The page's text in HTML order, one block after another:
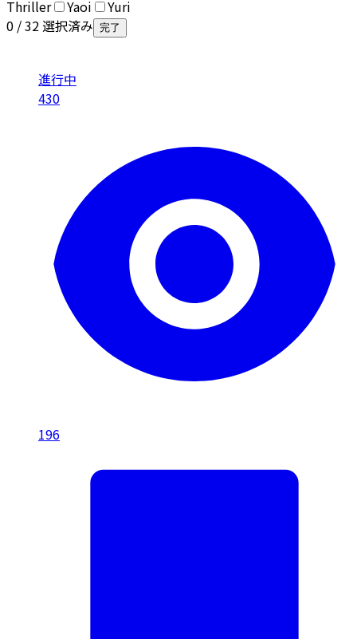
Thriller
Yaoi
Yuri
0 / 32 選択済み 完了
進行中
430
196